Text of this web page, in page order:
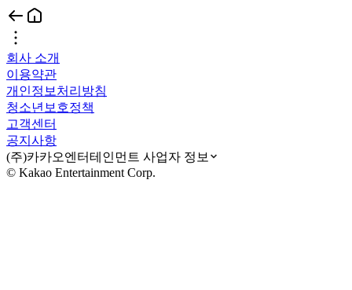
회사 소개
이용약관
개인정보처리방침
청소년보호정책
고객센터
공지사항
(주)카카오엔터테인먼트 사업자 정보
© Kakao Entertainment Corp.